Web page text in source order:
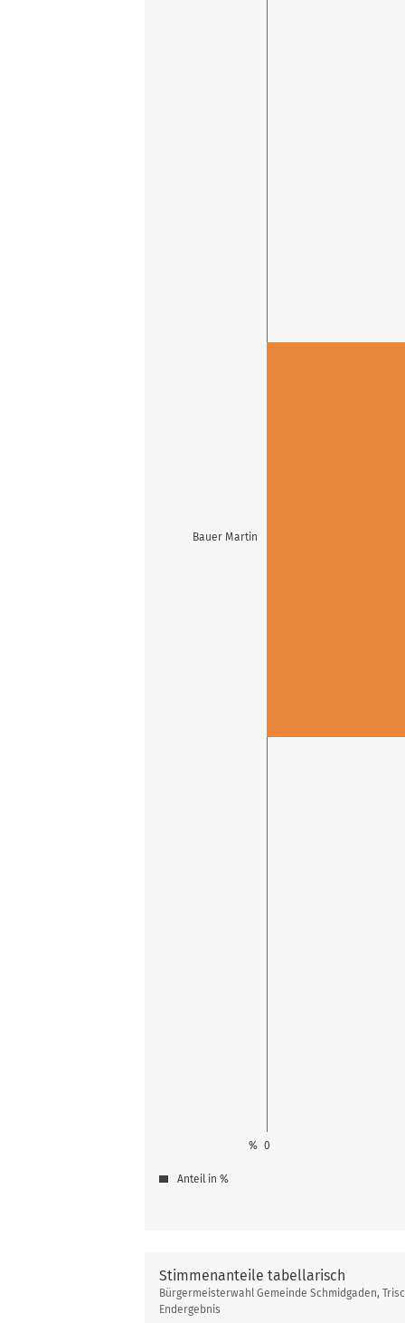
Bauer Martin
0
%
Anteil in %
Stimmenanteile tabellarisch
Stimmenanteile
tabellarisch
Bürgermeisterwahl Gemeinde Schmidgaden,
Endergebnis